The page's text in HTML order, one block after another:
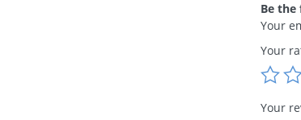
Be the
Your
Your
Your